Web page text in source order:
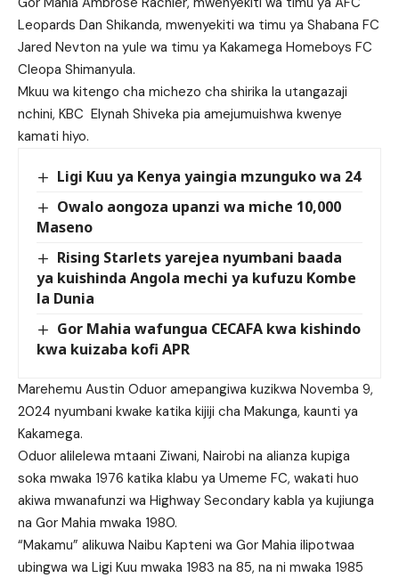
Leopards Dan Shikanda, mwenyekiti wa timu ya Shabana FC
Jared Nevton na yule wa timu ya Kakamega Homeboys FC
Cleopa Shimanyula.
Mkuu wa kitengo cha michezo cha shirika la utangazaji
nchini, KBC Elynah Shiveka pia amejumuishwa kwenye
kamati hiyo.
Ligi Kuu ya Kenya yaingia mzunguko wa 24
Owalo aongoza upanzi wa miche 10,000
Maseno
Rising Starlets yarejea nyumbani baada
ya kuishinda Angola mechi ya kufuzu Kombe
la Dunia
Gor Mahia wafungua CECAFA kwa kishindo
kwa kuizaba kofi APR
Marehemu Austin Oduor amepangiwa kuzikwa Novemba 9,
2024 nyumbani kwake katika kijiji cha Makunga, kaunti ya
Kakamega.
Oduor alilelewa mtaani Ziwani, Nairobi na alianza kupiga
soka mwaka 1976 katika klabu ya Umeme FC, wakati huo
akiwa mwanafunzi wa Highway Secondary kabla ya kujiunga
na Gor Mahia mwaka 1980.
“Makamu” alikuwa Naibu Kapteni wa Gor Mahia ilipotwaa
ubingwa wa Ligi Kuu mwaka 1983 na 85, na ni mwaka 1985